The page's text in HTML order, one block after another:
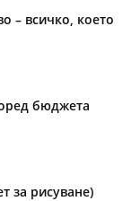
– всичко, което
бюджета
за рисуване)